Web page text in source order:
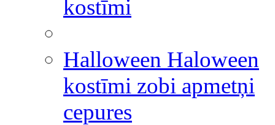
kostīmi
Halloween Haloween
kostīmi zobi apmetņi
cepures